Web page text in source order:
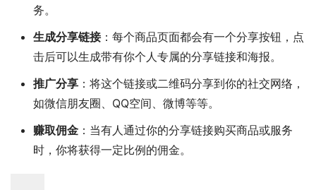
务。
生成分享链接：每个商品页面都会有一个分享按钮，点
击后可以生成带有你个人专属的分享链接和海报。
推广分享 ：将这个链接或二维码分享到你的社交网络，
如微信朋友圈、QQ空间、微博等等。
赚取佣金 ：当有人通过你的分享链接购买商品或服务
时，你将获得一定比例的佣金。